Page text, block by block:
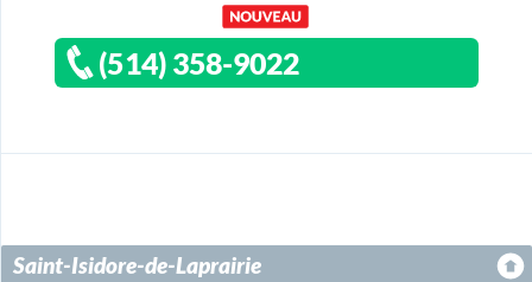
(514) 358-9022
Saint-Isidore-de-Laprairie